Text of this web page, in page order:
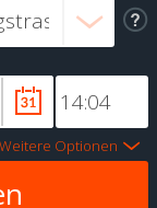
Weitere Optionen